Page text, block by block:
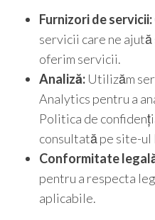
Furnizori de servicii:
servicii care ne
oferim servicii.
Analiză: Utilizăm
Analytics pentru a
Politica de
consultată pe site-ul
Conformitate
pentru a respecta
aplicabile.